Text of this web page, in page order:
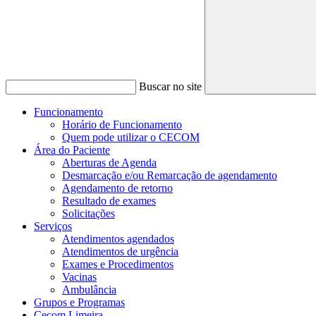
Buscar no site
Funcionamento
Horário de Funcionamento
Quem pode utilizar o CECOM
Área do Paciente
Aberturas de Agenda
Desmarcação e/ou Remarcação de agendamento
Agendamento de retorno
Resultado de exames
Solicitações
Serviços
Atendimentos agendados
Atendimentos de urgência
Exames e Procedimentos
Vacinas
Ambulância
Grupos e Programas